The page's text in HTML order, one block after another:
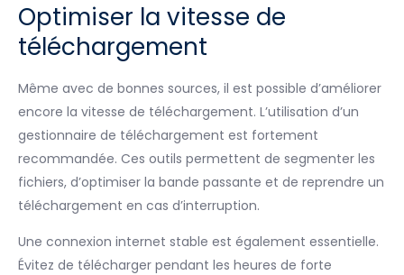
Optimiser la vitesse de
téléchargement
Même avec de bonnes sources, il est possible d’améliorer
encore la vitesse de téléchargement. L’utilisation d’un
gestionnaire de téléchargement est fortement
recommandée. Ces outils permettent de segmenter les
fichiers, d’optimiser la bande passante et de reprendre un
téléchargement en cas d’interruption.
Une connexion internet stable est également essentielle.
Évitez de télécharger pendant les heures de forte